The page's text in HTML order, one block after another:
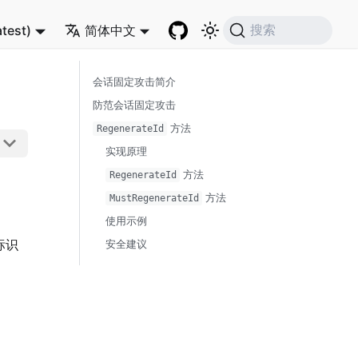
简体中文 搜索
识
会话固定攻击简介
防范会话固定攻击
RegenerateId
方法
实现原理
RegenerateId 方法
MustRegenerateId
方法
使用示例
安全建议